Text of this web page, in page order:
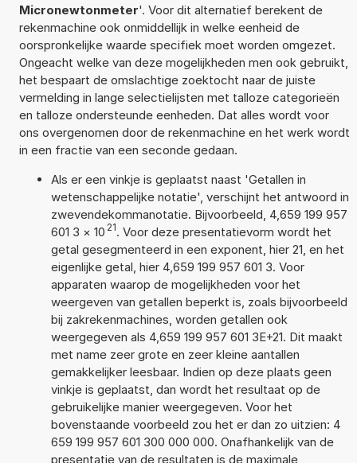
Micronewtonmeter'. Voor dit alternatief berekent de
rekenmachine ook onmiddellijk in welke eenheid de
oorspronkelijke waarde specifiek moet worden omgezet.
Ongeacht welke van deze mogelijkheden men ook gebruikt,
het bespaart de omslachtige zoektocht naar de juiste
vermelding in lange selectielijsten met talloze categorieën
en talloze ondersteunde eenheden. Dat alles wordt voor
ons overgenomen door de rekenmachine en het werk wordt
in een fractie van een seconde gedaan.
Als er een vinkje is geplaatst naast 'Getallen in
wetenschappelijke notatie', verschijnt het antwoord in
zwevendekommanotatie. Bijvoorbeeld, 4,659 199 957
601 3 × 10 21. Voor deze presentatievorm wordt het
getal gesegmenteerd in een exponent, hier 21, en het
eigenlijke getal, hier 4,659 199 957 601 3. Voor
apparaten waarop de mogelijkheden voor het
weergeven van getallen beperkt is, zoals bijvoorbeeld
bij zakrekenmachines, worden getallen ook
weergegeven als 4,659 199 957 601 3E+21. Dit maakt
met name zeer grote en zeer kleine aantallen
gemakkelijker leesbaar. Indien op deze plaats geen
vinkje is geplaatst, dan wordt het resultaat op de
gebruikelijke manier weergegeven. Voor het
bovenstaande voorbeeld zou het er dan zo uitzien: 4
659 199 957 601 300 000 000. Onafhankelijk van de
presentatie van de resultaten is de maximale